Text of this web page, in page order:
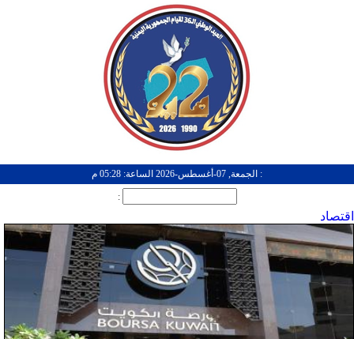
: الجمعة, 07-أغسطس-2026 الساعة: 05:28 م
:
اقتصاد